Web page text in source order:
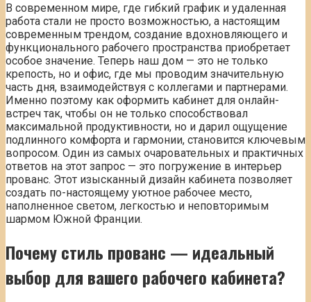
В современном мире, где гибкий график и удаленная
работа стали не просто возможностью, а настоящим
современным трендом, создание вдохновляющего и
функционального рабочего пространства приобретает
особое значение. Теперь наш дом — это не только
крепость, но и офис, где мы проводим значительную
часть дня, взаимодействуя с коллегами и партнерами.
Именно поэтому как оформить кабинет для онлайн-
встреч так, чтобы он не только способствовал
максимальной продуктивности, но и дарил ощущение
подлинного комфорта и гармонии, становится ключевым
вопросом. Один из самых очаровательных и практичных
ответов на этот запрос — это погружение в интерьер
прованс. Этот изысканный дизайн кабинета позволяет
создать по-настоящему уютное рабочее место,
наполненное светом, легкостью и неповторимым
шармом Южной Франции.
Почему стиль прованс — идеальный
выбор для вашего рабочего кабинета?